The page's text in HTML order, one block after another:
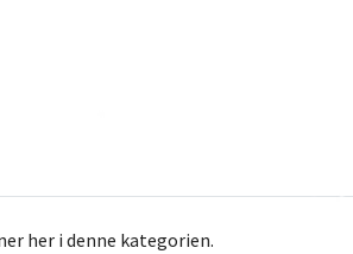
her i denne kategorien.